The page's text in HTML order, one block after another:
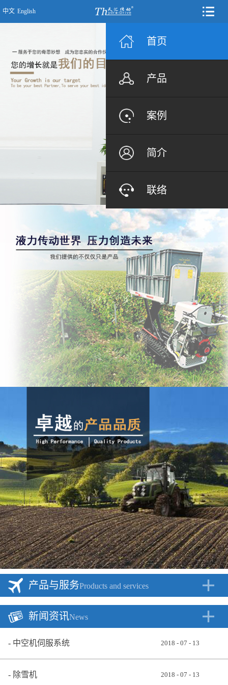
中文 English
首页
产品
案例
简介
联络
产品与服务Products and services
新闻资讯News
中空机伺服系统 2018 - 07 - 13
除雪机 2018 - 07 - 13